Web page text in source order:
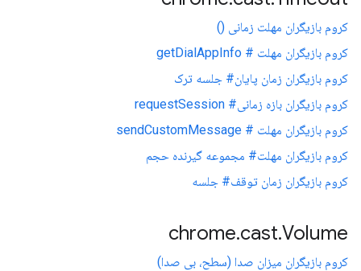
کروم بازیگران مهلت زمانی ()
کروم بازیگران مهلت # getDialAppInfo
کروم بازیگران زمان پایان# جلسه ترک
کروم بازیگران بازه زمانی# requestSession
کروم بازیگران مهلت # sendCustomMessage
کروم بازیگران مهلت# مجموعه گیرنده حجم
کروم بازیگران زمان توقف# جلسه
chrome.cast.Volume
کروم بازیگران میزان صدا (سطح، بی صدا)